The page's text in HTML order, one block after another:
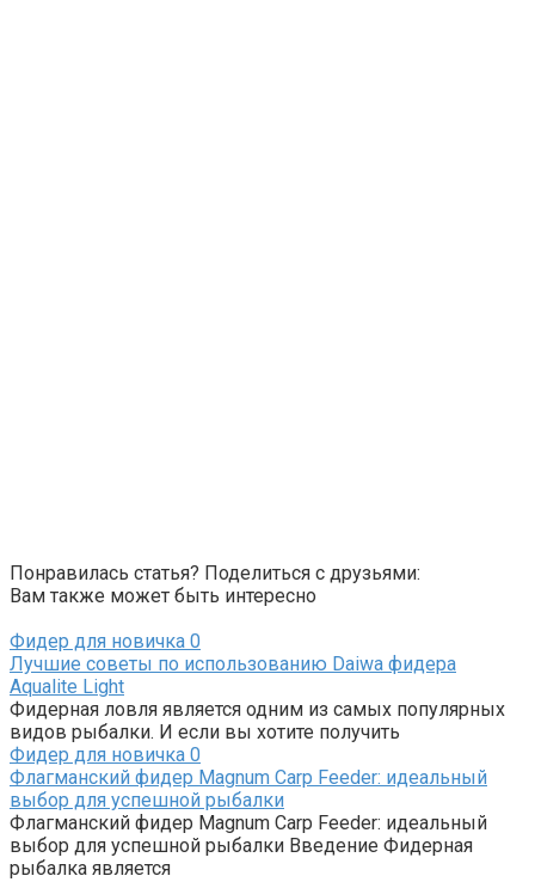
Понравилась статья? Поделиться с друзьями:
Вам также может быть интересно
Фидер для новичка 0
Лучшие советы по использованию Daiwa фидера
Aqualite Light
Фидерная ловля является одним из самых популярных
видов рыбалки. И если вы хотите получить
Фидер для новичка 0
Флагманский фидер Magnum Carp Feeder: идеальный
выбор для успешной рыбалки
Флагманский фидер Magnum Carp Feeder: идеальный
выбор для успешной рыбалки Введение Фидерная
рыбалка является